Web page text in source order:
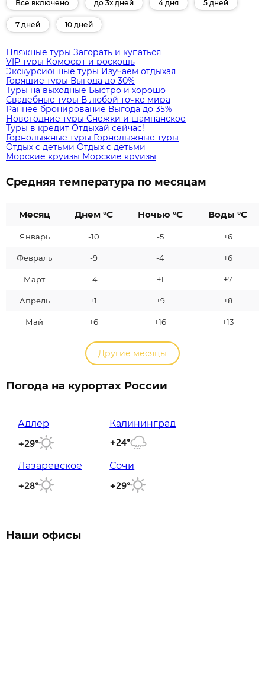
Все включено до 3х дней 4 дня 5 дней
7 дней 10 дней
Пляжные туры Загорать и купаться
VIP туры Комфорт и роскошь
Экскурсионные туры Изучаем отдыхая
Горящие туры Выгода до 30%
Туры на выходные Быстро и хорошо
Свадебные туры В любой точке мира
Раннее бронирование Выгода до 35%
Новогодние туры Снежки и шампанское
Туры в кредит Отдыхай сейчас!
Горнолыжные туры Горнолыжные туры
Отдых с детьми Отдых с детьми
Морские круизы Морские круизы
Средняя температура по месяцам
Месяц Днем °C Ночью °C Воды °C
Январь -10 -5 +6
Февраль -9 -4 +6
Март -4 +1 +7
Апрель +1 +9 +8
Май +6 +16 +13
Другие месяцы
Погода на курортах России
Адлер
+29°
Калининград
+24°
Лазаревское
+28°
Сочи
+29°
Наши офисы